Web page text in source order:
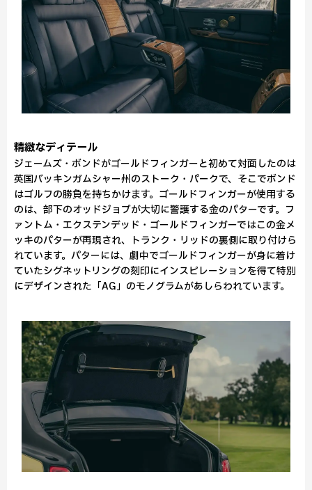
精緻なディテール
ジェームズ・ボンドがゴールドフィンガーと初めて対面したのは
英国バッキンガムシャー州のストーク・パークで、そこでボンド
はゴルフの勝負を持ちかけます。ゴールドフィンガーが使用する
のは、部下のオッドジョブが大切に警護する金のパターです。フ
ァントム・エクステンデッド・ゴールドフィンガーではこの金メ
ッキのパターが再現され、トランク・リッドの裏側に取り付けら
れています。パターには、劇中でゴールドフィンガーが身に着け
ていたシグネットリングの刻印にインスピレーションを得て特別
にデザインされた「AG」のモノグラムがあしらわれています。